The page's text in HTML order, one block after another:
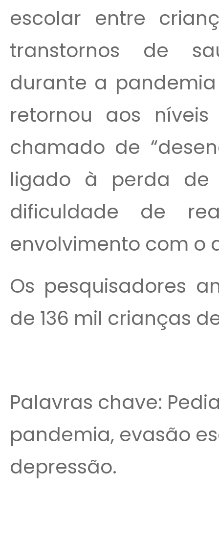
escolar entre
transtornos de
durante a
retornou aos
chamado de
ligado à perda de
dificuldade de
envolvimento com o
Os pesquisadores
de 136 mil crianças
Palavras chave:
pandemia, evasão
depressão.